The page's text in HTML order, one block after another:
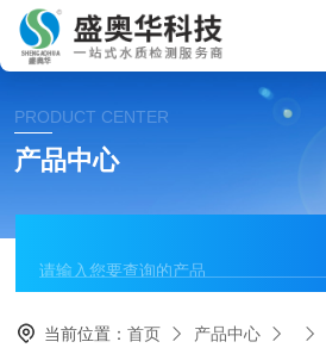
PRODUCT CENTER
产品中心
当前位置：首页 产品中心